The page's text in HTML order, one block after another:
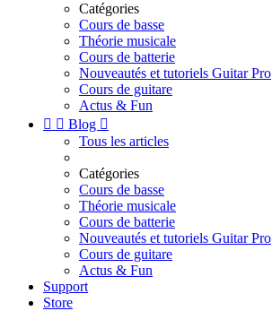
Catégories
Cours de basse
Théorie musicale
Cours de batterie
Nouveautés et tutoriels Guitar Pro
Cours de guitare
Actus & Fun
  Blog 
Tous les articles
Catégories
Cours de basse
Théorie musicale
Cours de batterie
Nouveautés et tutoriels Guitar Pro
Cours de guitare
Actus & Fun
Support
Store